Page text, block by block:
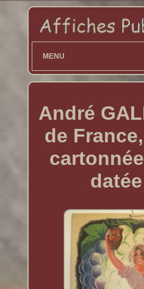
MENU
André
de